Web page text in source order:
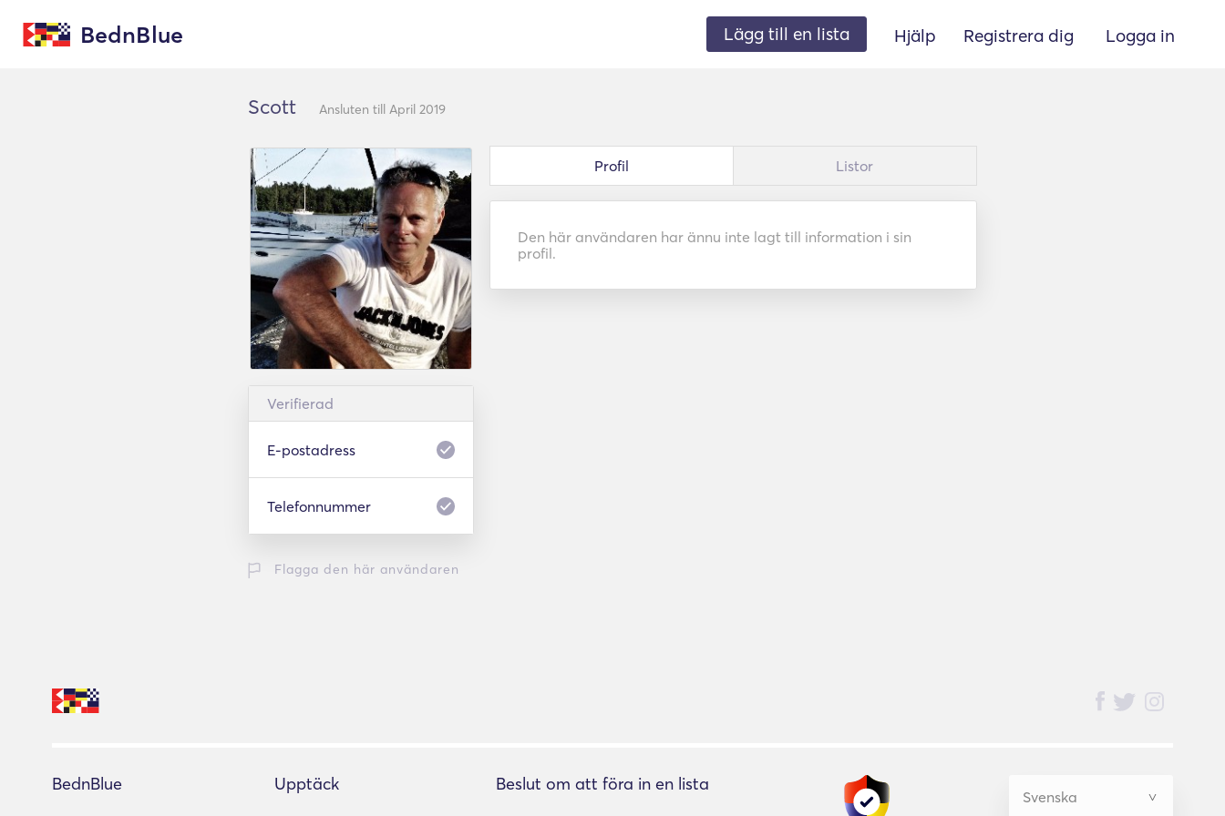
BednBlue Lägg till en lista Hjälp Registrera dig Logga in
Scott Ansluten till April 2019
Verifierad
E-postadress
Telefonnummer
Flagga den här användaren
Profil Listor
Den här användaren har ännu inte lagt till information i sin
profil.
BednBlue Upptäck Beslut om att föra in en lista